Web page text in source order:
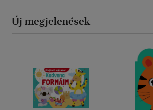
Új megjelenések